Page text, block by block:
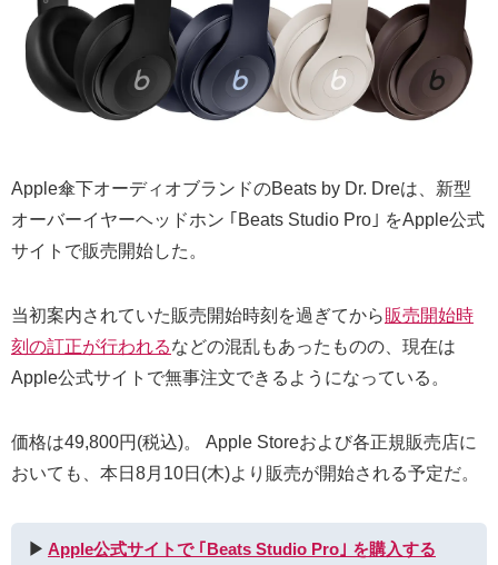
Apple傘下オーディオブランドのBeats by Dr. Dreは、新型
オーバーイヤーヘッドホン ｢Beats Studio Pro｣ をApple公式
サイトで販売開始した。
当初案内されていた販売開始時刻を過ぎてから販売開始時
刻の訂正が行われるなどの混乱もあったものの、現在は
Apple公式サイトで無事注文できるようになっている。
価格は49,800円(税込)。 Apple Storeおよび各正規販売店に
おいても、本日8月10日(木)より販売が開始される予定だ。
▶︎ Apple公式サイトで ｢Beats Studio Pro｣ を購入する